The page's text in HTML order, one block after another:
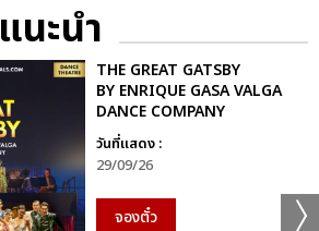
แนะนำ
THE GREAT GATSBY
BY ENRIQUE GASA VALGA
DANCE COMPANY
วันที่แสดง :
29/09/26
จองตั๋ว